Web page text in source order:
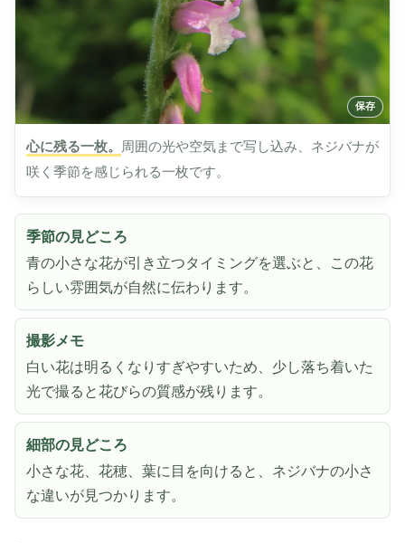
心に残る一枚。
周囲の光や空気まで写し込み、ネジバナが
咲く季節を感じられる一枚です。
季節の見どころ
青の小さな花が引き立つタイミングを選ぶと、この花
らしい雰囲気が自然に伝わります。
撮影メモ
白い花は明るくなりすぎやすいため、少し落ち着いた
光で撮ると花びらの質感が残ります。
細部の見どころ
小さな花、花穂、葉に目を向けると、ネジバナの小さ
な違いが見つかります。